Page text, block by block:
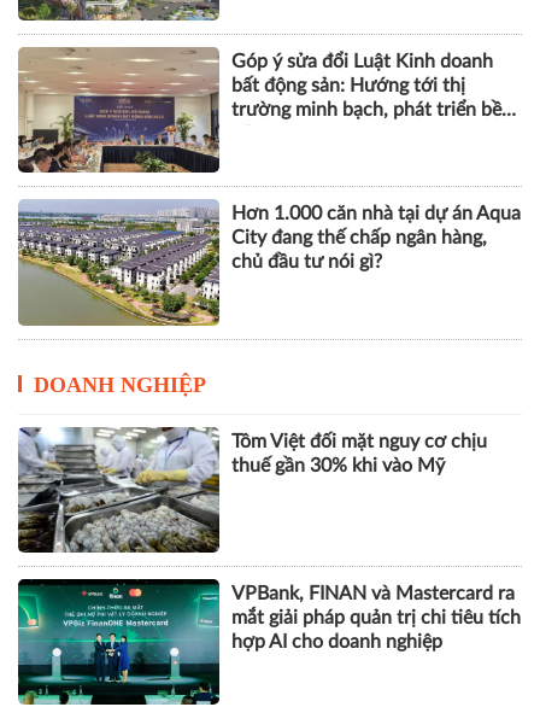
Góp ý sửa đổi Luật Kinh doanh
bất động sản: Hướng tới thị
trường minh bạch, phát triển bền
Hơn 1.000 căn nhà tại dự án Aqua
City đang thế chấp ngân hàng,
chủ đầu tư nói gì?
DOANH NGHIỆP
Tôm Việt đối mặt nguy cơ chịu
thuế gần 30% khi vào Mỹ
VPBank, FINAN và Mastercard ra
mắt giải pháp quản trị chi tiêu tích
hợp AI cho doanh nghiệp